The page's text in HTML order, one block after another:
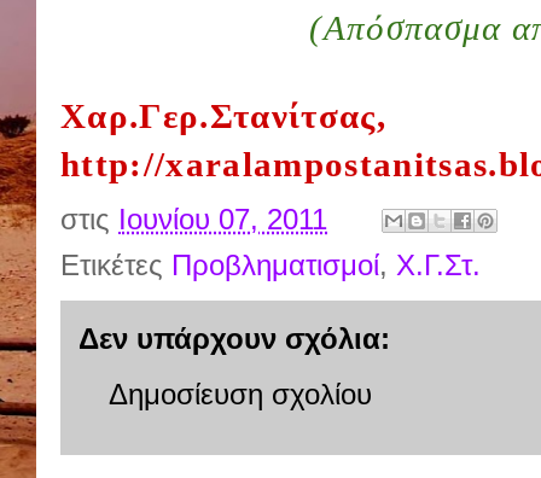
(Απόσπασμα
Χαρ.Γερ.Στανίτσας,
http://
στις Ιουνίου 07, 2011
Ετικέτες Προβληματισμοί, Χ.Γ.Στ.
Δεν υπάρχουν σχόλια:
Δημοσίευση σχολίου